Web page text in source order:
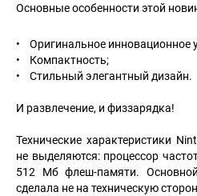
Основные особенности этой
• Оригинальное инновационное
• Компактность;
• Стильный элегантный дизайн.
И развлечение, и физзарядка!
Технические характеристики
не выделяются: процессор
512 Мб флеш-памяти.
сделала не на техническую